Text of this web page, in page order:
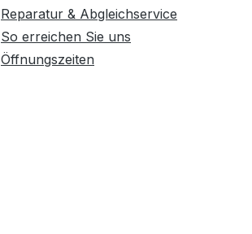
Reparatur & Abgleichservice
So erreichen Sie uns
Öffnungszeiten